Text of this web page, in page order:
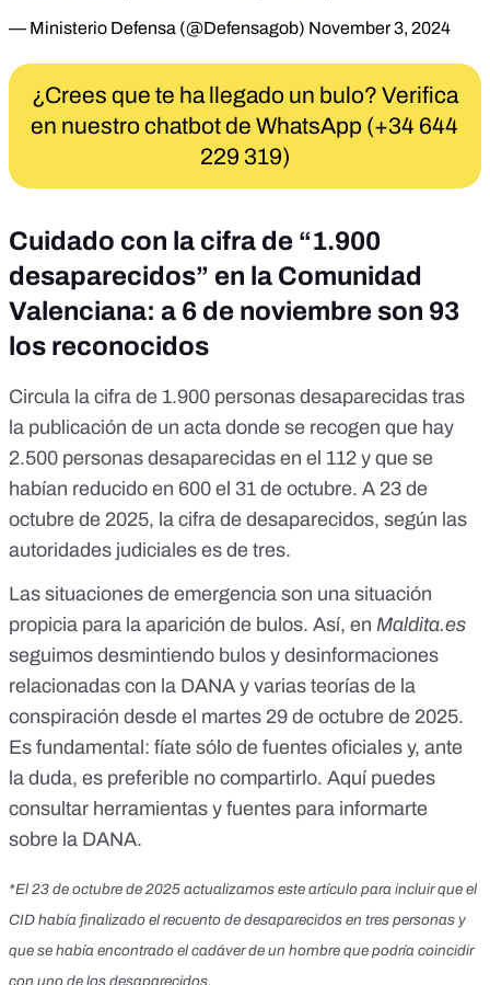
— Ministerio Defensa (@Defensagob) November 3, 2024
¿Crees que te ha llegado un bulo? Verifica
en nuestro chatbot de WhatsApp (+34 644
229 319)
Cuidado con la cifra de “1.900
desaparecidos” en la Comunidad
Valenciana: a 6 de noviembre son 93
los reconocidos
Circula la cifra de 1.900 personas desaparecidas tras
la publicación de un acta donde se recogen que hay
2.500 personas desaparecidas en el 112 y que se
habían reducido en 600 el 31 de octubre. A 23 de
octubre de 2025, la cifra de desaparecidos, según las
autoridades judiciales es de tres.
Las situaciones de emergencia son una situación
propicia para la aparición de bulos. Así, en Maldita.es
seguimos desmintiendo bulos y desinformaciones
relacionadas con la DANA y varias teorías de la
conspiración desde el martes 29 de octubre de 2025.
Es fundamental: fíate sólo de fuentes oficiales y, ante
la duda, es preferible no compartirlo. Aquí puedes
consultar herramientas y fuentes para informarte
sobre la DANA.
*El 23 de octubre de 2025 actualizamos este artículo para incluir que el
CID había finalizado el recuento de desaparecidos en tres personas y
que se había encontrado el cadáver de un hombre que podría coincidir
con uno de los desaparecidos.